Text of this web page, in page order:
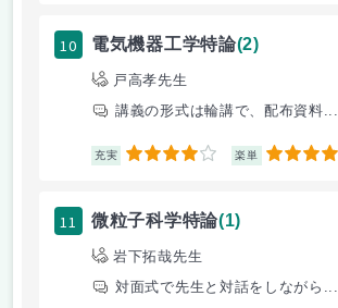
10 電気機器工学特論(2)
戸高孝先生
講義の形式は輪講で、配布資料...
充実 4 楽単 5
11 微粒子科学特論(1)
岩下拓哉先生
対面式で先生と対話をしながら...